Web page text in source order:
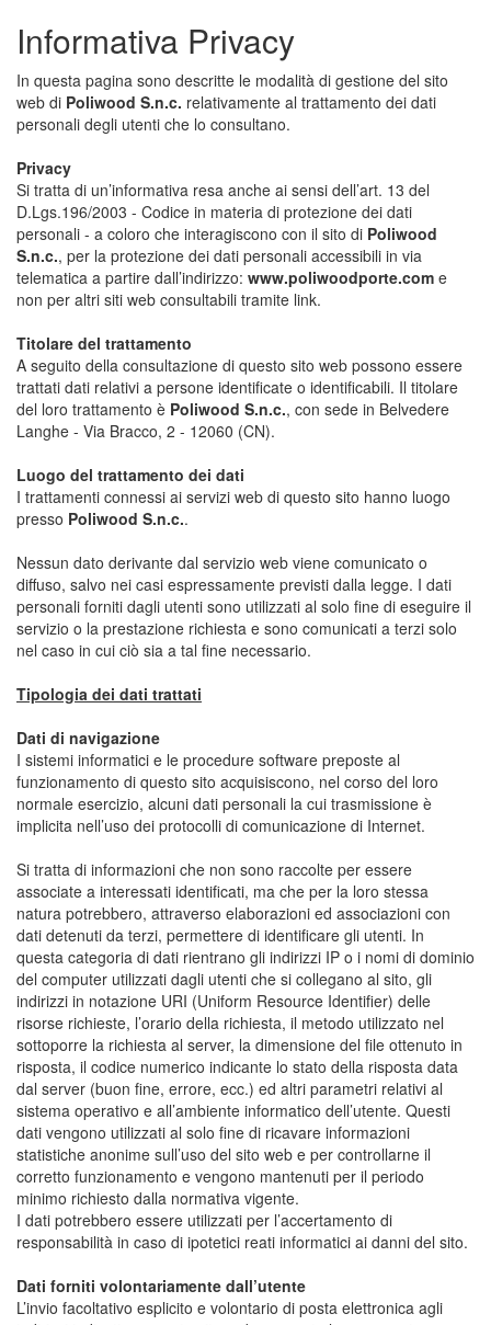
Informativa Privacy
In questa pagina sono descritte le modalità di gestione del sito
web di Poliwood S.n.c. relativamente al trattamento dei dati
personali degli utenti che lo consultano.
Privacy
Si tratta di un’informativa resa anche ai sensi dell’art. 13 del
D.Lgs.196/2003 - Codice in materia di protezione dei dati
personali - a coloro che interagiscono con il sito di Poliwood
S.n.c., per la protezione dei dati personali accessibili in via
telematica a partire dall’indirizzo: www.poliwoodporte.com e
non per altri siti web consultabili tramite link.
Titolare del trattamento
A seguito della consultazione di questo sito web possono essere
trattati dati relativi a persone identificate o identificabili. Il titolare
del loro trattamento è Poliwood S.n.c., con sede in Belvedere
Langhe - Via Bracco, 2 - 12060 (CN).
Luogo del trattamento dei dati
I trattamenti connessi ai servizi web di questo sito hanno luogo
presso Poliwood S.n.c..
Nessun dato derivante dal servizio web viene comunicato o
diffuso, salvo nei casi espressamente previsti dalla legge. I dati
personali forniti dagli utenti sono utilizzati al solo fine di eseguire il
servizio o la prestazione richiesta e sono comunicati a terzi solo
nel caso in cui ciò sia a tal fine necessario.
Tipologia dei dati trattati
Dati di navigazione
I sistemi informatici e le procedure software preposte al
funzionamento di questo sito acquisiscono, nel corso del loro
normale esercizio, alcuni dati personali la cui trasmissione è
implicita nell’uso dei protocolli di comunicazione di Internet.
Si tratta di informazioni che non sono raccolte per essere
associate a interessati identificati, ma che per la loro stessa
natura potrebbero, attraverso elaborazioni ed associazioni con
dati detenuti da terzi, permettere di identificare gli utenti. In
questa categoria di dati rientrano gli indirizzi IP o i nomi di dominio
del computer utilizzati dagli utenti che si collegano al sito, gli
indirizzi in notazione URI (Uniform Resource Identifier) delle
risorse richieste, l’orario della richiesta, il metodo utilizzato nel
sottoporre la richiesta al server, la dimensione del file ottenuto in
risposta, il codice numerico indicante lo stato della risposta data
dal server (buon fine, errore, ecc.) ed altri parametri relativi al
sistema operativo e all’ambiente informatico dell’utente. Questi
dati vengono utilizzati al solo fine di ricavare informazioni
statistiche anonime sull’uso del sito web e per controllarne il
corretto funzionamento e vengono mantenuti per il periodo
minimo richiesto dalla normativa vigente.
I dati potrebbero essere utilizzati per l’accertamento di
responsabilità in caso di ipotetici reati informatici ai danni del sito.
Dati forniti volontariamente dall’utente
L’invio facoltativo esplicito e volontario di posta elettronica agli